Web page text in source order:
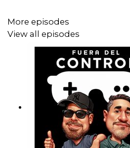
More episodes
View all episodes